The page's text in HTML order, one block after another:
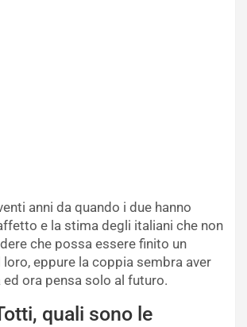
anni da quando i due hanno
e la stima degli italiani che non
che possa essere finito un
eppure la coppia sembra aver
ora pensa solo al futuro.
quali sono le